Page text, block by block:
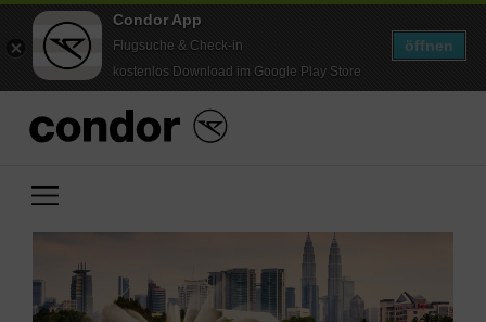
Condor App
Flugsuche & Check-in
kostenlos Download im Google Play Store
öffnen